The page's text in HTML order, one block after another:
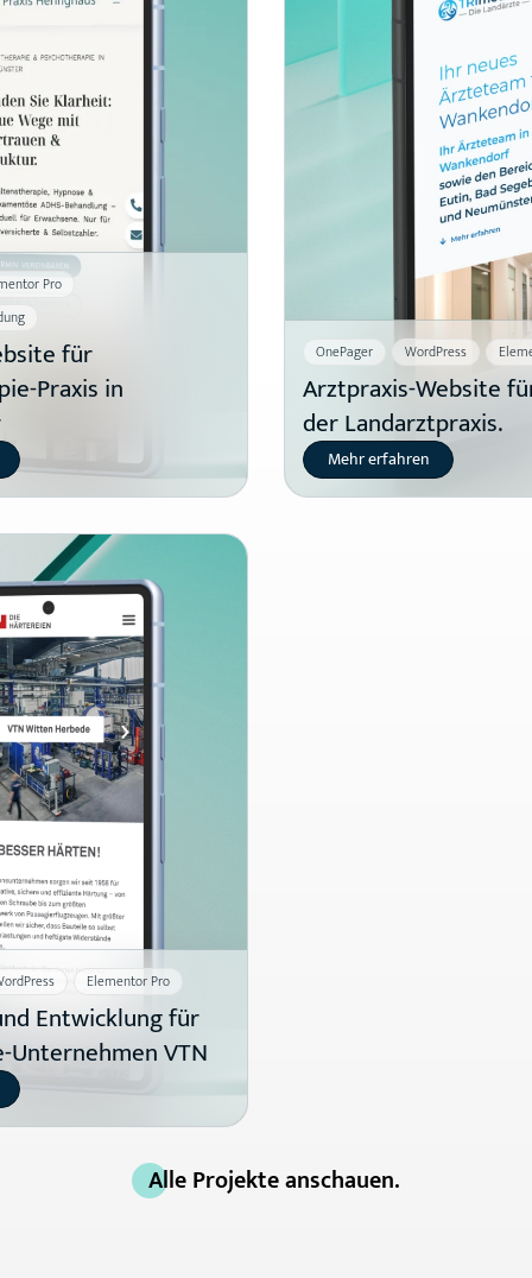
Pro
für
Praxis in
OnePager WordPress
Arztpraxis-Website
der Landarztpraxis.
Mehr erfahren
Elementor Pro
Entwicklung für
Unternehmen VTN
Alle Projekte anschauen.